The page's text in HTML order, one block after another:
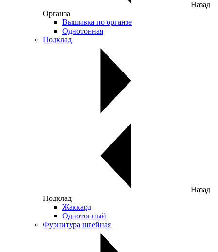
Назад
Органза
Вышивка по органзе
Однотонная
Подклад
Назад
Подклад
Жаккард
Однотонный
Фурнитура швейная